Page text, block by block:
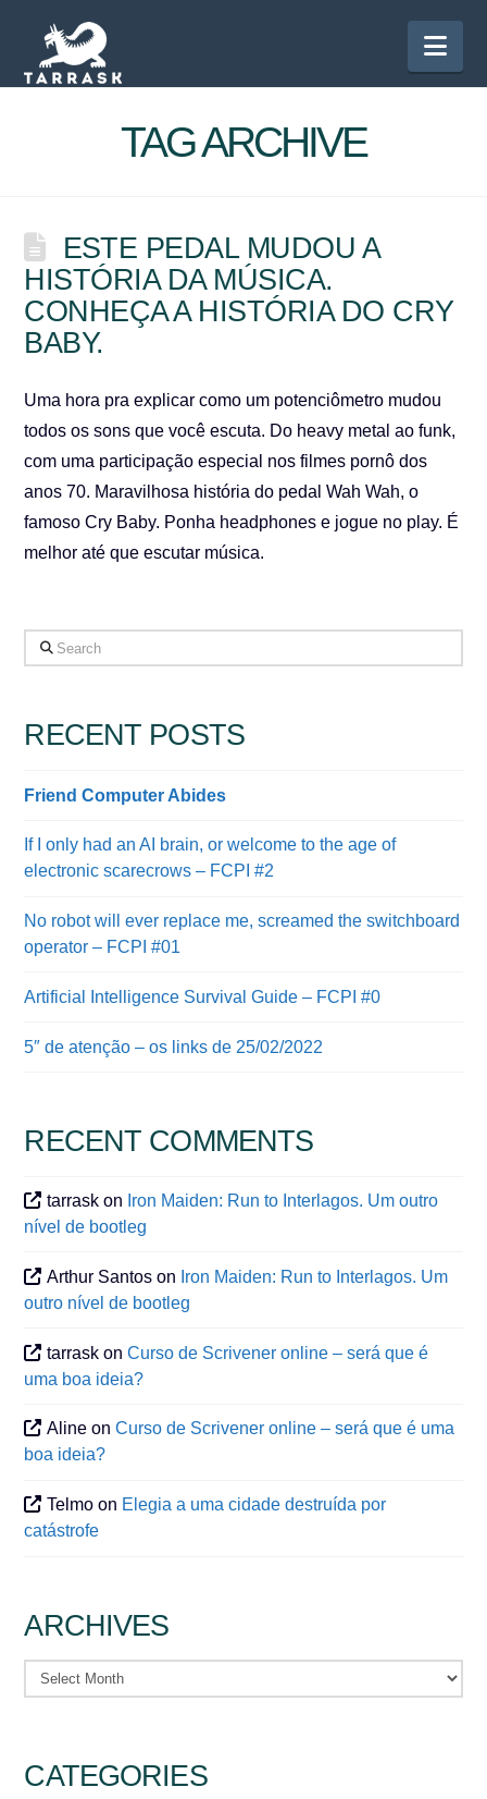
TAG ARCHIVE
ESTE PEDAL MUDOU A
HISTÓRIA DA MÚSICA.
CONHEÇA A HISTÓRIA DO CRY
BABY.
Uma hora pra explicar como um potenciômetro mudou
todos os sons que você escuta. Do heavy metal ao funk,
com uma participação especial nos filmes pornô dos
anos 70. Maravilhosa história do pedal Wah Wah, o
famoso Cry Baby. Ponha headphones e jogue no play. É
melhor até que escutar música.
Search
RECENT POSTS
Friend Computer Abides
If I only had an AI brain, or welcome to the age of
electronic scarecrows – FCPI #2
No robot will ever replace me, screamed the switchboard
operator – FCPI #01
Artificial Intelligence Survival Guide – FCPI #0
5″ de atenção – os links de 25/02/2022
RECENT COMMENTS
tarrask on Iron Maiden: Run to Interlagos. Um outro
nível de bootleg
Arthur Santos on Iron Maiden: Run to Interlagos. Um
outro nível de bootleg
tarrask onCurso de Scrivener online – será que é
uma boa ideia?
Aline onCurso de Scrivener online – será que é uma
boa ideia?
Telmo on Elegia a uma cidade destruída por
catástrofe
ARCHIVES
Archives
CATEGORIES